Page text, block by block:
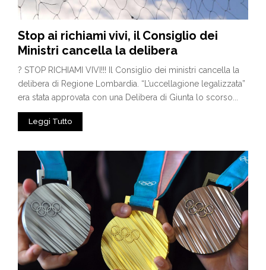
Stop ai richiami vivi, il Consiglio dei
Ministri cancella la delibera
? STOP RICHIAMI VIVI!!! Il Consiglio dei ministri cancella la
delibera di Regione Lombardia. “L’uccellagione legalizzata”
era stata approvata con una Delibera di Giunta lo scorso...
Leggi Tutto